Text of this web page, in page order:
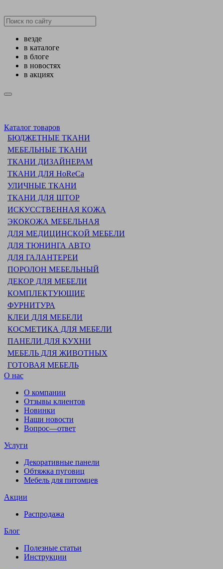
везде
в каталоге
в блоге
в новостях
в акциях
Каталог товаров
БЮДЖЕТНЫЕ ТКАНИ
МЕБЕЛЬНЫЕ ТКАНИ
ТКАНИ ДИЗАЙНЕРАМ
ТКАНИ ДЛЯ HoReCa
УЛИЧНЫЕ ТКАНИ
ТКАНИ ДЛЯ ШТОР
ИСКУССТВЕННАЯ КОЖА
ЭКОКОЖА МЕБЕЛЬНАЯ
ДЛЯ МЕДИЦИНСКОЙ МЕБЕЛИ
ДЛЯ ТЮНИНГА АВТО
ДЛЯ ГАЛАНТЕРЕИ
ПОРОЛОН МЕБЕЛЬНЫЙ
ДЕКОР ДЛЯ МЕБЕЛИ
КОМПЛЕКТУЮЩИЕ
ФУРНИТУРА
КЛЕИ ДЛЯ МЕБЕЛИ
КОСМЕТИКА ДЛЯ МЕБЕЛИ
ПАНЕЛИ ДЛЯ КУХНИ
МЕБЕЛЬ ДЛЯ ЖИВОТНЫХ
ГОТОВАЯ МЕБЕЛЬ
О нас
О компании
Отзывы клиентов
Новинки
Наши новости
Вопрос—ответ
Услуги
Декоративные панели
Обтяжка пуговиц
Мебель для питомцев
Акции
Распродажа
Блог
Полезные статьи
Инструкции